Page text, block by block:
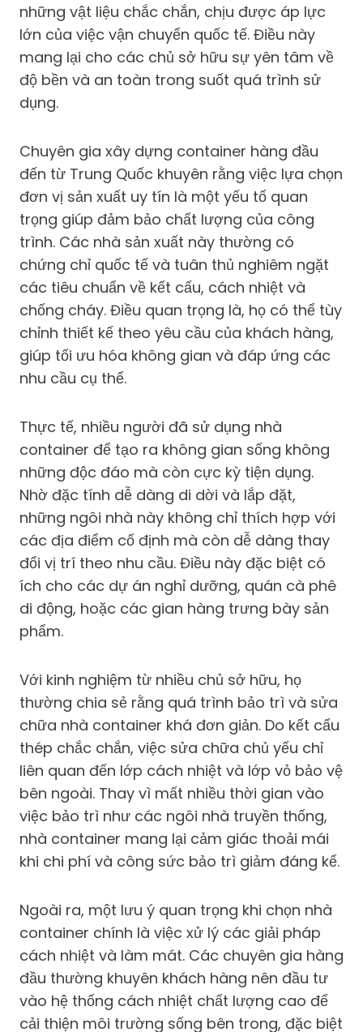
những vật liệu chắc chắn, chịu được áp lực
lớn của việc vận chuyển quốc tế. Điều này
mang lại cho các chủ sở hữu sự yên tâm về
độ bền và an toàn trong suốt quá trình sử
dụng.
Chuyên gia xây dựng container hàng đầu
đến từ Trung Quốc khuyên rằng việc lựa chọn
đơn vị sản xuất uy tín là một yếu tố quan
trọng giúp đảm bảo chất lượng của công
trình. Các nhà sản xuất này thường có
chứng chỉ quốc tế và tuân thủ nghiêm ngặt
các tiêu chuẩn về kết cấu, cách nhiệt và
chống cháy. Điều quan trọng là, họ có thể tùy
chỉnh thiết kế theo yêu cầu của khách hàng,
giúp tối ưu hóa không gian và đáp ứng các
nhu cầu cụ thể.
Thực tế, nhiều người đã sử dụng nhà
container để tạo ra không gian sống không
những độc đáo mà còn cực kỳ tiện dụng.
Nhờ đặc tính dễ dàng di dời và lắp đặt,
những ngôi nhà này không chỉ thích hợp với
các địa điểm cố định mà còn dễ dàng thay
đổi vị trí theo nhu cầu. Điều này đặc biệt có
ích cho các dự án nghỉ dưỡng, quán cà phê
di động, hoặc các gian hàng trưng bày sản
phẩm.
Với kinh nghiệm từ nhiều chủ sở hữu, họ
thường chia sẻ rằng quá trình bảo trì và sửa
chữa nhà container khá đơn giản. Do kết cấu
thép chắc chắn, việc sửa chữa chủ yếu chỉ
liên quan đến lớp cách nhiệt và lớp vỏ bảo vệ
bên ngoài. Thay vì mất nhiều thời gian vào
việc bảo trì như các ngôi nhà truyền thống,
nhà container mang lại cảm giác thoải mái
khi chi phí và công sức bảo trì giảm đáng kể.
Ngoài ra, một lưu ý quan trọng khi chọn nhà
container chính là việc xử lý các giải pháp
cách nhiệt và làm mát. Các chuyên gia hàng
đầu thường khuyên khách hàng nên đầu tư
vào hệ thống cách nhiệt chất lượng cao để
cải thiện môi trường sống bên trong, đặc biệt